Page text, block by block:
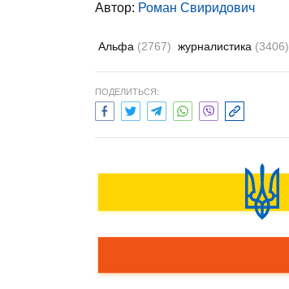
Автор: Роман Свиридович
Альфа (2767) журналистика (3406)
ПОДЕЛИТЬСЯ: